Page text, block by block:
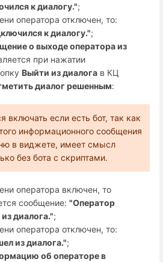
к диалогу.";
оператора отключен, то:
к диалогу.";
о выходе оператора из
при нажатии
Выйти из диалога в КЦ
диалог решенным:
включать если есть бот, так как
информационного сообщения
в виджете, имеет смысл
без бота с скриптами.
оператора включен, то
сообщение:"Оператор
диалога.";
оператора отключен, то:
из диалога.";
об операторе в